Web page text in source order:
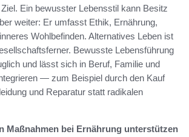
Ein bewusster Lebensstil kann Besitz
weiter: Er umfasst Ethik, Ernährung,
Wohlbefinden. Alternatives Leben ist
Bewusste Lebensführung
und lässt sich in Beruf, Familie und
— zum Beispiel durch den Kauf
und Reparatur statt radikalen
Maßnahmen bei Ernährung unterstützen